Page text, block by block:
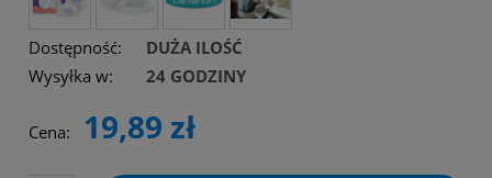
Dostępność:
DUŻA ILOŚĆ
Wysyłka w:
24 GODZINY
Cena: 19,89 zł